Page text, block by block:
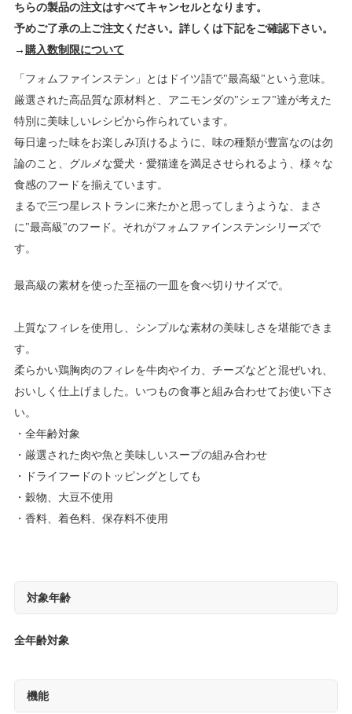
ちらの製品の注文はすべてキャンセルとなります。
予めご了承の上ご注文ください。詳しくは下記をご確認下さい。
→ 購入数制限について
「フォムファインステン」とはドイツ語で"最高級"という意味。
厳選された高品質な原材料と、アニモンダの"シェフ"達が考えた
特別に美味しいレシピから作られています。
毎日違った味をお楽しみ頂けるように、味の種類が豊富なのは勿
論のこと、グルメな愛犬・愛猫達を満足させられるよう、様々な
食感のフードを揃えています。
まるで三つ星レストランに来たかと思ってしまうような、まさ
に"最高級"のフード。それがフォムファインステンシリーズで
す。
最高級の素材を使った至福の一皿を食べ切りサイズで。
上質なフィレを使用し、シンプルな素材の美味しさを堪能できま
す。
柔らかい鶏胸肉のフィレを牛肉やイカ、チーズなどと混ぜいれ、
おいしく仕上げました。いつもの食事と組み合わせてお使い下さ
い。
全年齢対象
厳選された肉や魚と美味しいスープの組み合わせ
ドライフードのトッピングとしても
穀物、大豆不使用
香料、着色料、保存料不使用
対象年齢
全年齢対象
機能